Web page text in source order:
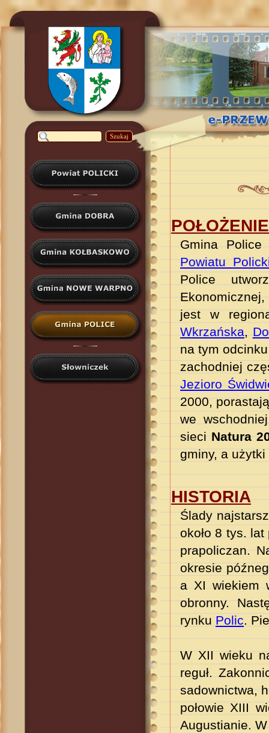
Szukaj
POŁOŻENIE
Gmina Police
PowiatuP
Police
Ekonomicznej,
jest w
Wkrzańska,
na tym
zachodniej
Jezioro
2000,
we
sieciNatura
gminy, a
HISTORIA
Ślady
około 8 tys.
prapoliczan.
okresie
a XI wiekiem
obronny.
rynku Polic.
W XII wieku
reguł.
sadownictwa,
połowie XIII
Augustianie.